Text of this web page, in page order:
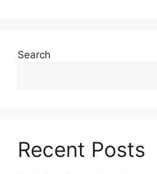
Search
Recent Posts